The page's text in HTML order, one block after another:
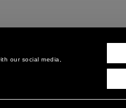
our social media,